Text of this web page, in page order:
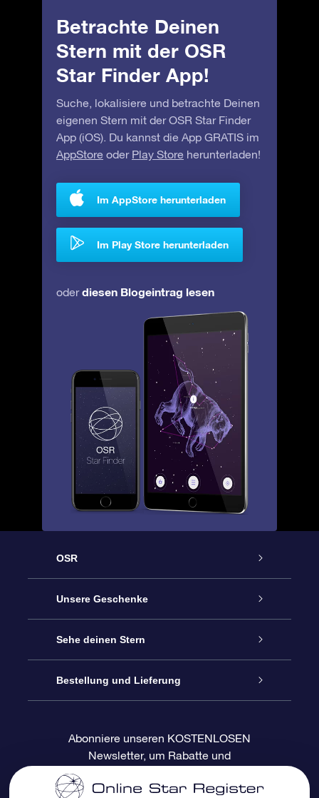
Betrachte Deinen
Stern mit der OSR
Star Finder App!
Suche, lokalisiere und betrachte Deinen
eigenen Stern mit der OSR Star Finder
App (iOS). Du kannst die App GRATIS im
AppStore oder Play Store herunterladen!
Im AppStore herunterladen
Im Play Store herunterladen
oderdiesen Blogeintrag lesen
OSR
Service
Kontakt
Blog
Bewertungen
Unsere Geschenke
Sterne schenken
OSR-Geschenkpaket
OSR-Geschenkgutschein
Sehe deinen Stern
Sternregister
Personalisierte Sternseite
Bestellung und Lieferung
Zahlungsinformationen
Abonniere unseren KOSTENLOSEN
Newsletter, um Rabatte und